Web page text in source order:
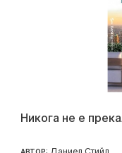
Никога не е